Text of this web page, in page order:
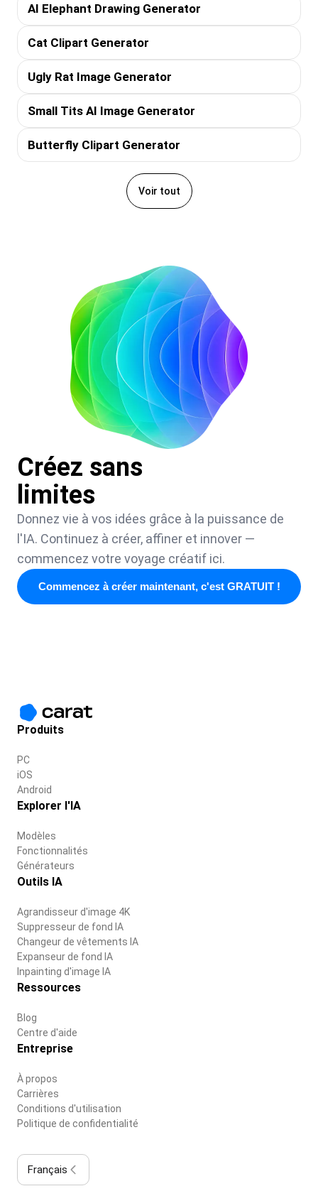
AI Elephant Drawing Generator
Cat Clipart Generator
Ugly Rat Image Generator
Small Tits AI Image Generator
Butterfly Clipart Generator
Voir tout
Créez sans
limites
Donnez vie à vos idées grâce à la puissance de
l'IA. Continuez à créer, affiner et innover —
commencez votre voyage créatif ici.
Commencez à créer maintenant, c'est GRATUIT !
Produits
PC
iOS
Android
Explorer l'IA
Modèles
Fonctionnalités
Générateurs
Outils IA
Agrandisseur d'image 4K
Suppresseur de fond IA
Changeur de vêtements IA
Expanseur de fond IA
Inpainting d'image IA
Ressources
Blog
Centre d'aide
Entreprise
À propos
Carrières
Conditions d'utilisation
Politique de confidentialité
Français